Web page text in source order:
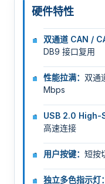
硬件特性
双通道 CAN /
DB9 接口复用
性能拉满： 双通
Mbps
USB 2.0 High-
高速连接
用户按键： 短按
独立多色指示灯：